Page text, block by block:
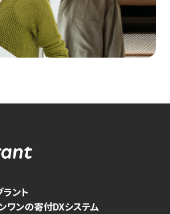
ント
ワンの寄付DXシステム